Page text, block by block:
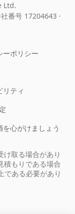
Ltd.
番号 17204643 ·
ーポリシー
リティ
を心がけましょう
け取る場合があり
積もりである場合
である必要があり